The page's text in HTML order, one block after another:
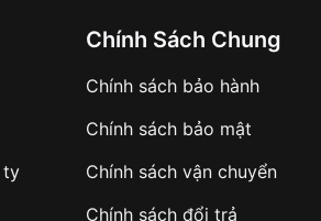
biệt
thanh toán khi nhận hàng hoặc
ty
Chính Sách Chung
Chính sách bảo hành
Chính sách bảo mật
Chính sách vận chuyển
Chính sách đổi trả